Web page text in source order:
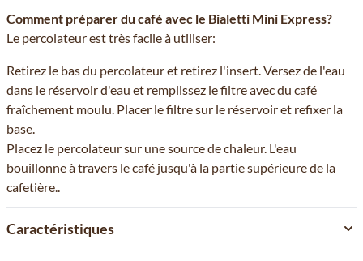
Comment préparer du café avec le Bialetti Mini Express?
Le percolateur est très facile à utiliser:
Retirez le bas du percolateur et retirez l'insert. Versez de l'eau
dans le réservoir d'eau et remplissez le filtre avec du café
fraîchement moulu. Placer le filtre sur le réservoir et refixer la
base.
Placez le percolateur sur une source de chaleur. L'eau
bouillonne à travers le café jusqu'à la partie supérieure de la
cafetière..
Caractéristiques